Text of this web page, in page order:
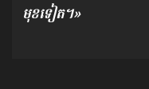
មុខទៀត។»